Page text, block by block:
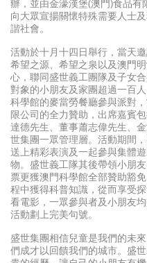
辦，並由金濠漢堡(澳門)食品
向大眾宣揚關懷特殊需要人士
諧社會。
活動於十月十四日舉行，當天
希望之源、希望之泉以及澳門
心，聯同盛世義工團隊及子女
對象的小朋友及家團超過一百
科學館的麥當勞餐廳參與派對
限公司的全力贊助，出席嘉賓
達德先生、董事蕭志偉先生、
世集團一眾管理層。活動期間
送上精彩表演及一起參與集體
物。盛世義工隊其後帶領小朋
票更獲澳門科學館全部贊助豁
程中獲得科普知識，從而享受
看電影，一眾參與者及小朋友
活動劃上完美句號。
盛世集團相信兒童是我們的未
們成才以回饋我們的城市。盛